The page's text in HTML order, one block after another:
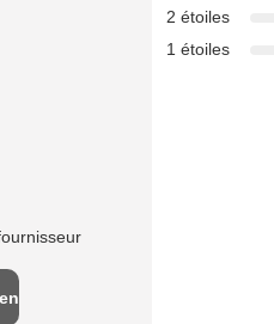
2 étoiles
1 étoiles